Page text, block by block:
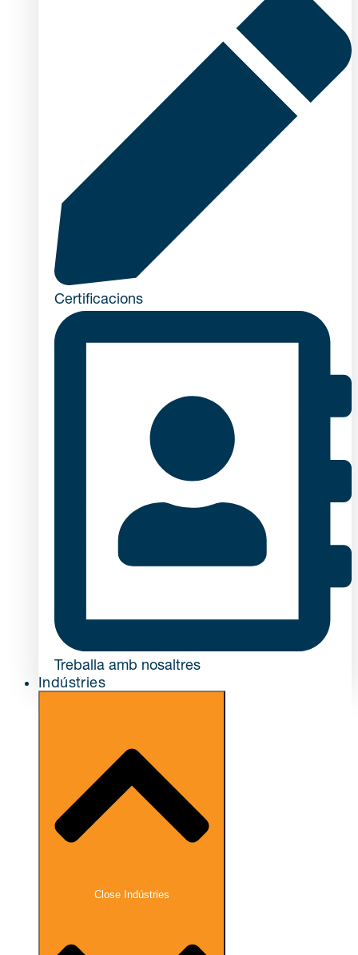
Certificacions
Treballa amb nosaltres
Indústries
Close Indústries